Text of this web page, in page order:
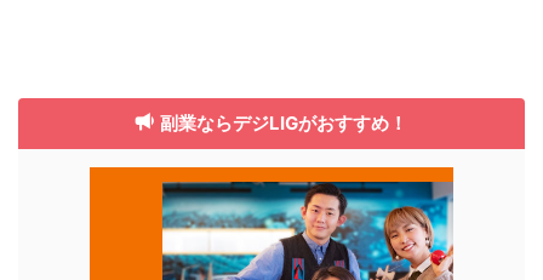
副業ならデジLIGがおすすめ！